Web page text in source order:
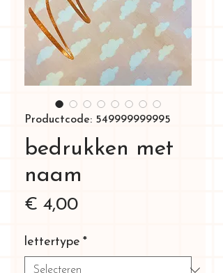
Productcode: 549999999995
bedrukken met
naam
€ 4,00Prijs
lettertype *